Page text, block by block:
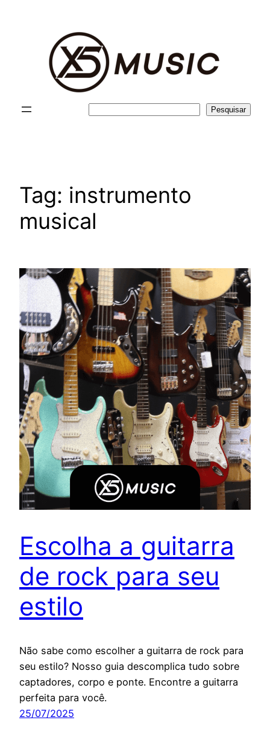
Pesquisar
Tag: instrumento
musical
Escolha a guitarra
de rock para seu
estilo
Não sabe como escolher a guitarra de rock para
seu estilo? Nosso guia descomplica tudo sobre
captadores, corpo e ponte. Encontre a guitarra
perfeita para você.
25/07/2025